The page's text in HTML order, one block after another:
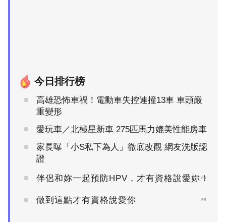
今日排行榜
高雄恐怖車禍！電動車失控連撞13車 車頭嚴
重變形
愛玩車／北極星新車 275匹馬力媲美性能房車
家長曝「小S私下為人」徹底改觀 網友洗版認
證
伴侶和妳一起預防HPV，才有資格說愛妳！
PR
做到這點才有資格說愛你 PR